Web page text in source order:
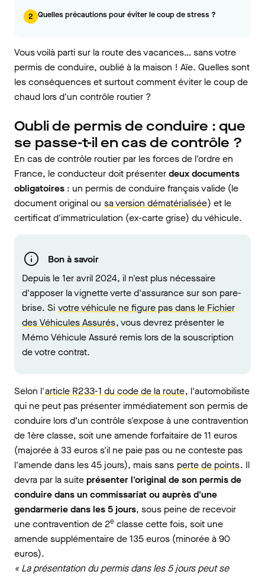
2 Quelles précautions pour éviter le coup de stress ?
Vous voilà parti sur la route des vacances… sans votre
permis de conduire, oublié à la maison ! Aïe. Quelles sont
les conséquences et surtout comment éviter le coup de
chaud lors d'un contrôle routier ?
Oubli de permis de conduire : que
se passe-t-il en cas de contrôle ?
En cas de contrôle routier par les forces de l'ordre en
France, le conducteur doit présenterdeux documents
obligatoires : un permis de conduire français valide (le
document original ou sa version dématérialisée) et le
certificat d'immatriculation (ex-carte grise) du véhicule.
Bon à savoir
Depuis le 1er avril 2024, il n'est plus nécessaire
d'apposer la vignette verte d'assurance sur son pare-
brise. Si votre véhicule ne figure pas dans le Fichier
des Véhicules Assurés, vous devrez présenter le
Mémo Véhicule Assuré remis lors de la souscription
de votre contrat.
Selon l'article R233-1 du code de la route, l'automobiliste
qui ne peut pas présenter immédiatement son permis de
conduire lors d’un contrôle s'expose à une contravention
de 1ère classe, soit une amende forfaitaire de 11 euros
(majorée à 33 euros s'il ne paie pas ou ne conteste pas
l'amende dans les 45 jours), mais sans perte de points. Il
devra par la suiteprésenter l'original de son permis de
conduire dans un commissariat ou auprès d'une
gendarmerie dans les 5 jours, sous peine de recevoir
une contravention de 2e classe cette fois, soit une
amende supplémentaire de 135 euros (minorée à 90
euros).
« La présentation du permis dans les 5 jours peut se